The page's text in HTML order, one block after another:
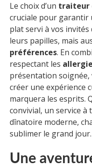
Le choix d’un traiteur
cruciale pour garantir
plat servi à vos
leurs papilles, mais
préférences. En
respectant les
présentation soignée,
créer une expérience
marquera les esprits.
convivial, un service
dînatoire moderne,
sublimer le grand jour.
Une